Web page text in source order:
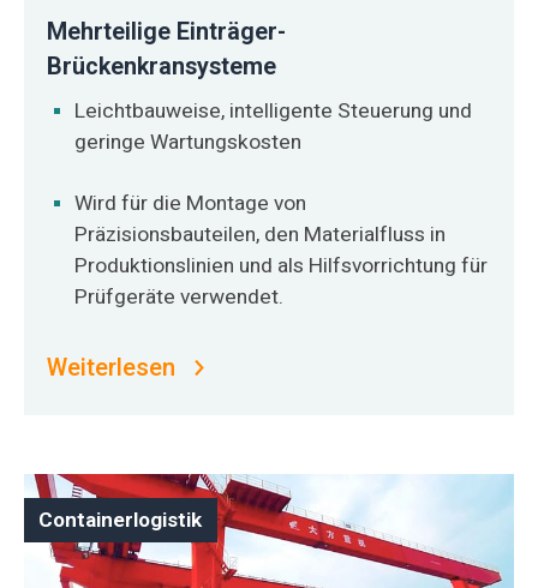
Mehrteilige Einträger-
Brückenkransysteme
Leichtbauweise, intelligente Steuerung und
geringe Wartungskosten
Wird für die Montage von
Präzisionsbauteilen, den Materialfluss in
Produktionslinien und als Hilfsvorrichtung für
Prüfgeräte verwendet.
Weiterlesen
Containerlogistik